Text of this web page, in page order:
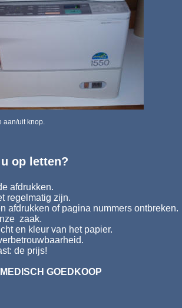
aan/uit knop.
op letten?
afdrukken.
regelmatig zijn.
afdrukken of pagina nummers ontbreken.
zaak.
en kleur van het papier.
de prijs!
GOEDKOOP